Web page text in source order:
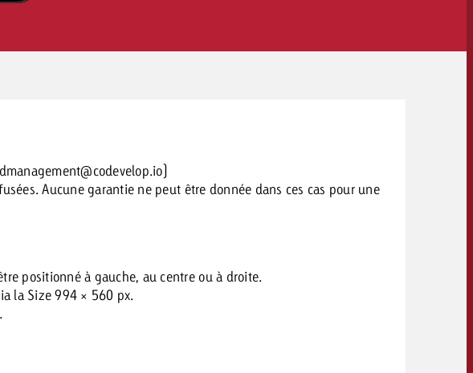
)
Aucune garantie ne peut être donnée dans ces cas pour une
positionné à gauche, au centre ou à droite.
la Size 994 × 560 px.